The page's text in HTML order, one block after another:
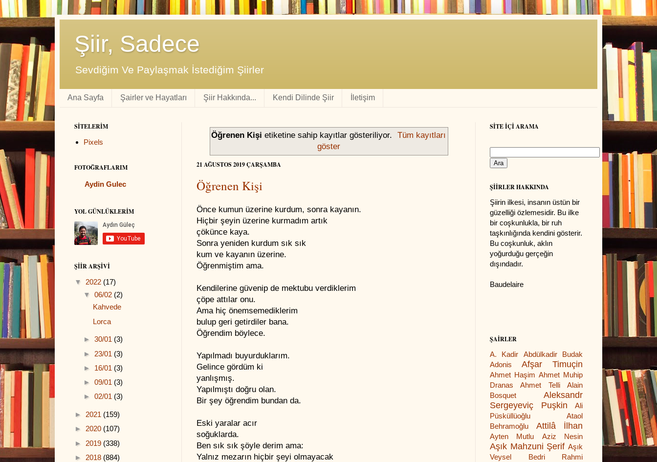
Şiir, Sadece
Sevdiğim Ve Paylaşmak İstediğim Şiirler
Ana Sayfa Şairler ve Hayatları Şiir Hakkında... Kendi Dilinde Şiir İletişim
Öğrenen Kişi etiketine sahip kayıtlar gösteriliyor.
Tüm kayıtları
göster
21 AĞUSTOS 2019 ÇARŞAMBA
Öğrenen Kişi
Önce kumun üzerine kurdum, sonra kayanın.
Hiçbir şeyin üzerine kurmadım artık
çökünce kaya.
Sonra yeniden kurdum sık sık
kum ve kayanın üzerine.
Öğrenmiştim ama.
Kendilerine güvenip de mektubu verdiklerim
çöpe attılar onu.
Ama hiç önemsemediklerim
bulup geri getirdiler bana.
Öğrendim böylece.
Yapılmadı buyurduklarım.
Gelince gördüm ki
yanlışmış.
Yapılmıştı doğru olan.
Bir şey öğrendim bundan da.
Eski yaralar acır
soğuklarda.
Ben sık sık şöyle derim ama:
Yalnız mezarın hiçbir şeyi olmayacak
SITELERIM
Pixels
FOTOĞRAFLARIM
Aydin Gulec
YOL GÜNLÜKLERIM
ŞIIR ARŞIVI
▼ 2022 (17)
▼ 06/02 (2)
Kahvede
Lorca
► 30/01 (3)
► 23/01 (3)
► 16/01 (3)
► 09/01 (3)
► 02/01 (3)
► 2021 (159)
► 2020 (107)
► 2019 (338)
► 2018 (884)
SİTE İÇİ ARAMA
ŞİİRLER HAKKINDA
Şiirin ilkesi, insanın üstün bir
güzelliği özlemesidir. Bu ilke
bir coşkunlukla, bir ruh
taşkınlığında kendini gösterir.
Bu coşkunluk, aklın
yoğurduğu gerçeğin
dışındadır.
Baudelaire
ŞAİRLER
A. Kadir
Abdülkadir Budak
Adonis
Afşar Timuçin
Ahmet Haşim Ahmet Muhip
Dranas
Ahmet Telli
Alain
Bosquet
Aleksandr
Sergeyeviç Puşkin
Ali
Püsküllüoğlu
Ataol
Behramoğlu
Attilâ İlhan
Ayten Mutlu Aziz Nesin
Aşık Mahzuni Şerif Aşık
Veysel
Bedri Rahmi